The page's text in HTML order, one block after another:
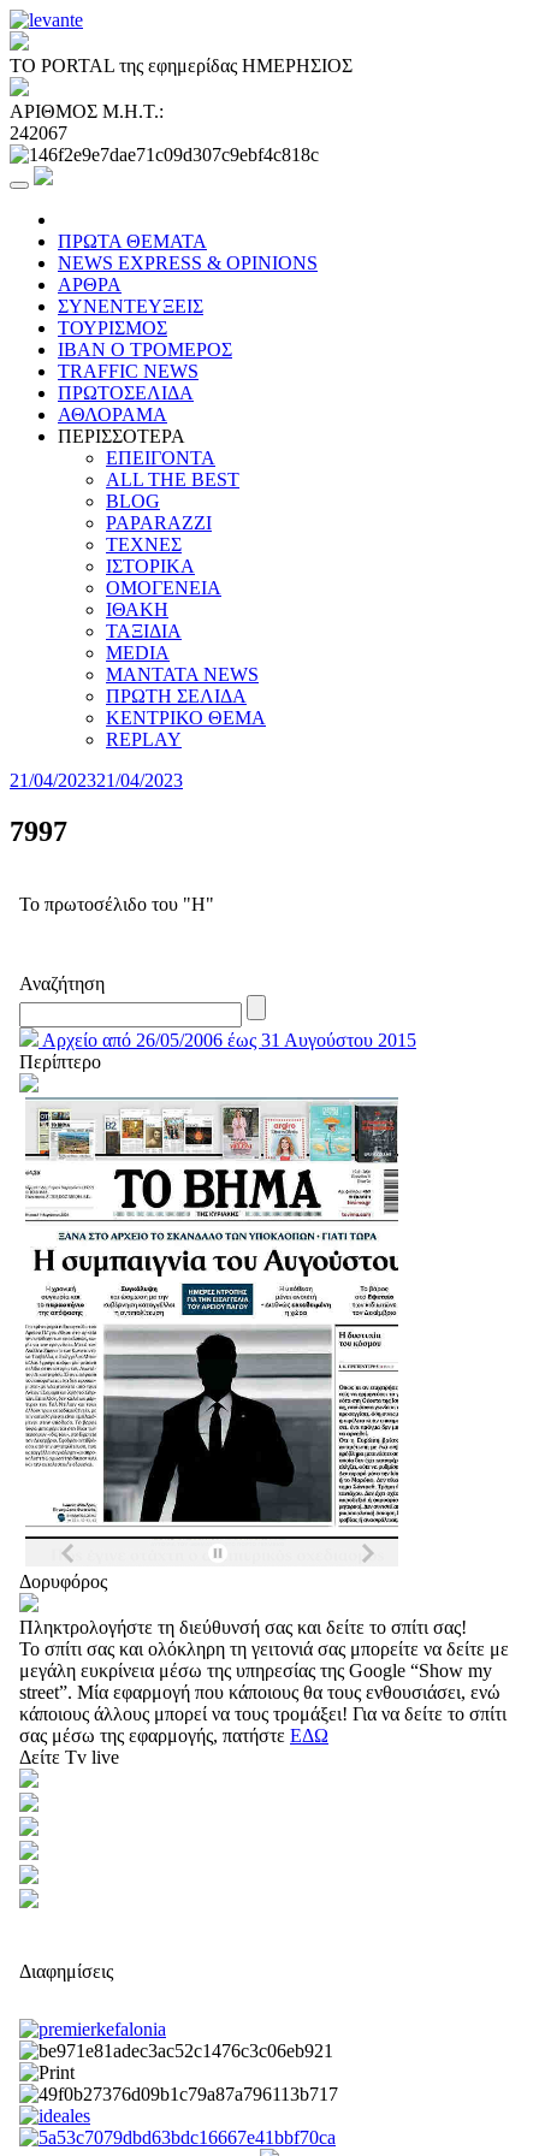
ΤΟ PORTAL της εφημερίδας ΗΜΕΡΗΣΙΟΣ
ΑΡΙΘΜΟΣ Μ.Η.Τ.:
242067
ΠΡΩΤΑ ΘΕΜΑΤΑ
NEWS EXPRESS & OPINIONS
ΑΡΘΡΑ
ΣΥΝΕΝΤΕΥΞΕΙΣ
ΤΟΥΡΙΣΜΟΣ
ΙΒΑΝ Ο ΤΡΟΜΕΡΟΣ
TRAFFIC NEWS
ΠΡΩΤΟΣΕΛΙΔΑ
ΑΘΛΟΡΑΜΑ
ΠΕΡΙΣΣΟΤΕΡΑ
ΕΠΕΙΓΟΝΤΑ
ALL THE BEST
BLOG
PAPARAZZI
ΤΕΧΝΕΣ
ΙΣΤΟΡΙΚΑ
ΟΜΟΓΕΝΕΙΑ
ΙΘΑΚΗ
ΤΑΞΙΔΙΑ
MEDIA
MANTATA NEWS
ΠΡΩΤΗ ΣΕΛΙΔΑ
ΚΕΝΤΡΙΚΟ ΘΕΜΑ
REPLAY
21/04/202321/04/2023
7997
Το πρωτοσέλιδο του "Η"
Αναζήτηση
Αρχείο από 26/05/2006 έως 31 Αυγούστου 2015
Περίπτερο
Δορυφόρος
Πληκτρολογήστε τη διεύθυνσή σας και δείτε το σπίτι σας!
Το σπίτι σας και ολόκληρη τη γειτονιά σας μπορείτε να δείτε με
μεγάλη ευκρίνεια μέσω της υπηρεσίας της Google “Show my
street”. Μία εφαρμογή που κάποιους θα τους ενθουσιάσει, ενώ
κάποιους άλλους μπορεί να τους τρομάξει! Για να δείτε το σπίτι
σας μέσω της εφαρμογής, πατήστε ΕΔΩ
Δείτε Tv live
Διαφημίσεις